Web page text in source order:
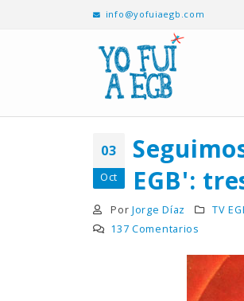
info@yofuiaegb.com
03
Oct
EGB':
PorJorge Díaz TV
137 Comentarios